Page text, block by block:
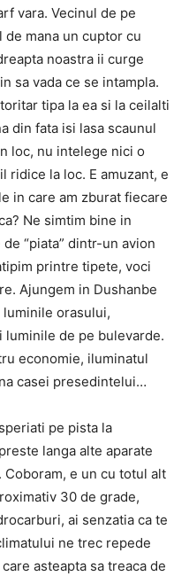
vara. Vecinul de pe
de mana un cuptor cu
noastra ii curge
sa vada ce se intampla.
tipa la ea si la ceilalti
din fata isi lasa scaunul
loc, nu intelege nici o
ridice la loc. E amuzant, e
in care am zburat fiecare
Ne simtim bine in
“piata” dintr-un avion
printre tipete, voci
Ajungem in Dushanbe
orasului,
luminile de pe bulevarde.
economie, iluminatul
casei presedintelui…
pe pista la
langa alte aparate
e un cu totul alt
30 de grade,
ai senzatia ca te
ne trec repede
asteapta sa treaca de